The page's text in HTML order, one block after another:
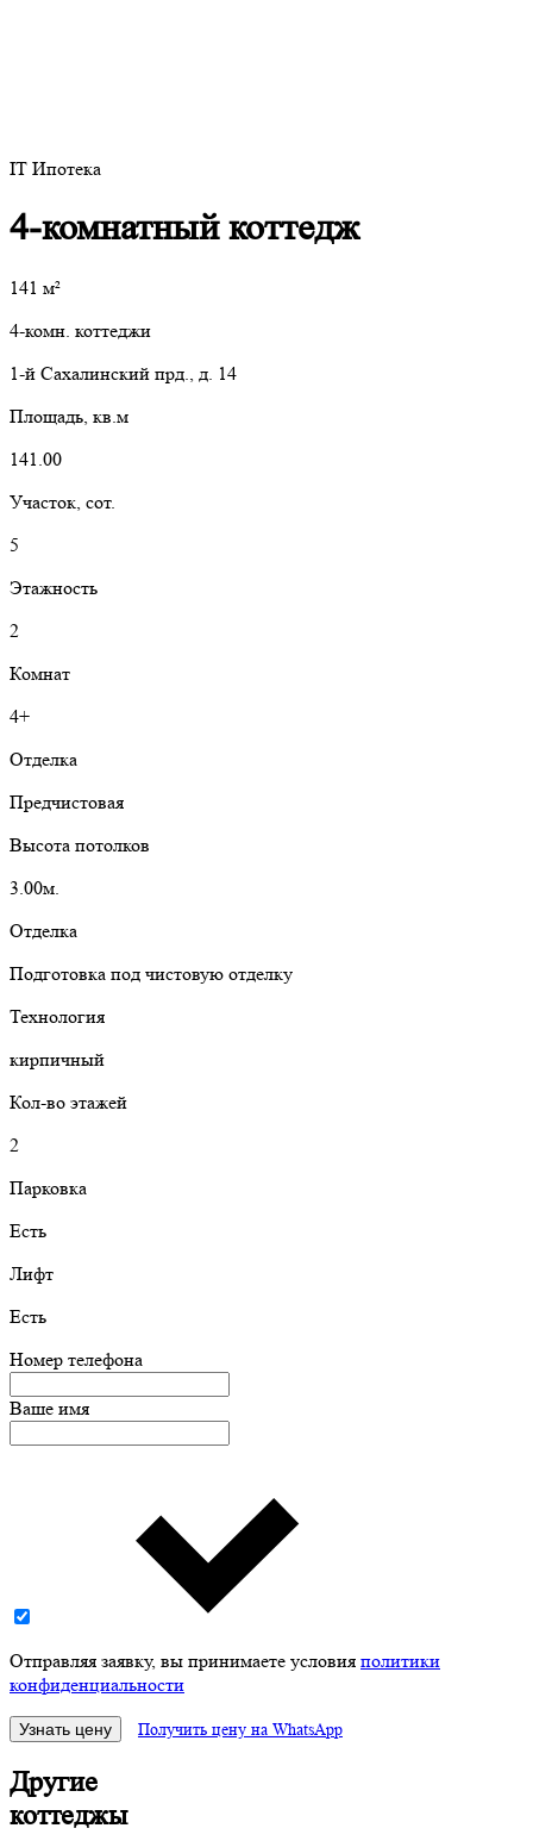
IT Ипотека
4-комнатный коттедж
141 м²
4-комн. коттеджи
1-й Сахалинский прд., д. 14
Площадь, кв.м
141.00
Участок, сот.
5
Этажность
2
Комнат
4+
Отделка
Предчистовая
Высота потолков
3.00м.
Отделка
Подготовка под чистовую отделку
Технология
кирпичный
Кол-во этажей
2
Парковка
Есть
Лифт
Есть
Номер телефона
Ваше имя
Отправляя заявку, вы принимаете условия политики
конфиденциальности
Узнать цену Получить цену на WhatsApp
Другие
коттеджы